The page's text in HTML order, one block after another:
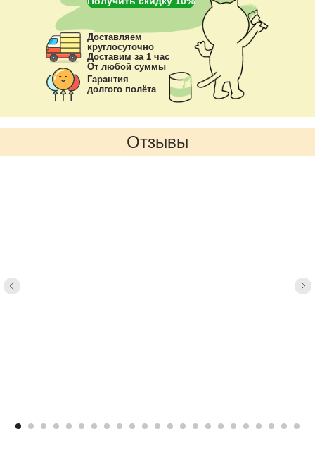
Доставляем
круглосуточно
Доставим за 1 час
От любой суммы
Гарантия
долгого полёта
Отзывы